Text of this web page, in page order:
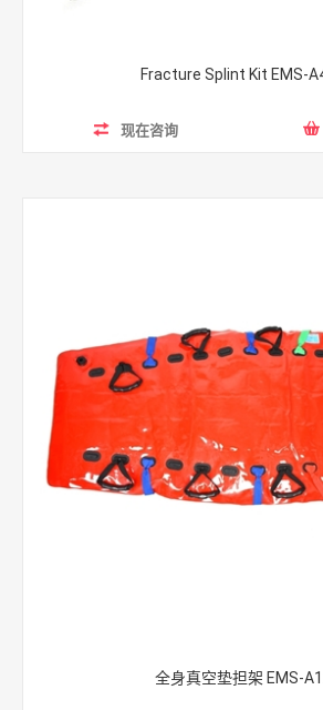
Fracture Splint Kit EMS-
现在咨询
全身真空垫担架 EMS-